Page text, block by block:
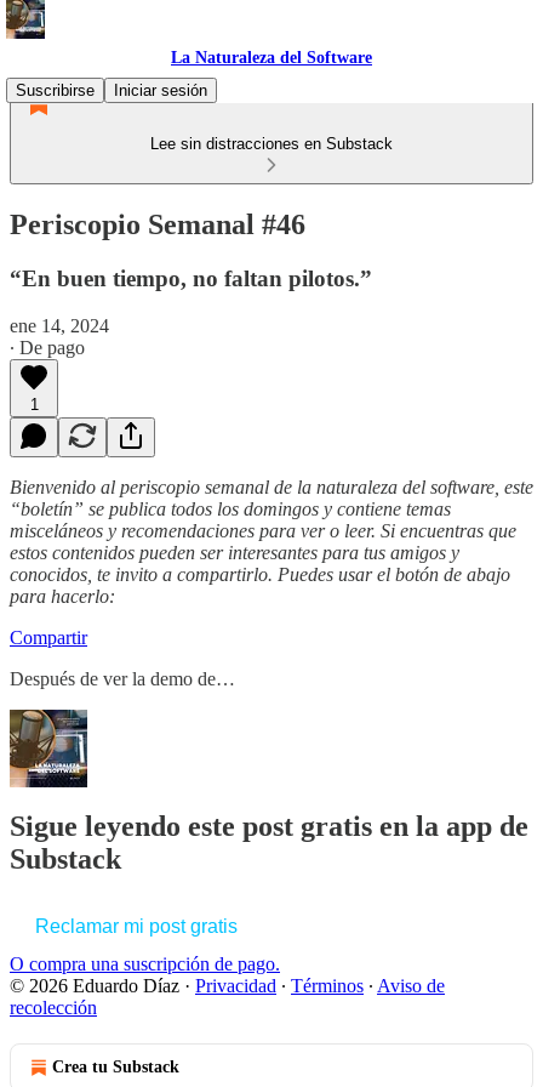
La Naturaleza del Software
Suscribirse
Iniciar sesión
Lee sin distracciones en Substack
Periscopio Semanal #46
“En buen tiempo, no faltan pilotos.”
ene 14, 2024
∙ De pago
1
Bienvenido al periscopio semanal de la naturaleza del software, este
“boletín” se publica todos los domingos y contiene temas
misceláneos y recomendaciones para ver o leer. Si encuentras que
estos contenidos pueden ser interesantes para tus amigos y
conocidos, te invito a compartirlo. Puedes usar el botón de abajo
para hacerlo:
Compartir
Después de ver la demo de…
Sigue leyendo este post gratis en la app de
Substack
Reclamar mi post gratis
O compra una suscripción de pago.
© 2026 Eduardo Díaz · Privacidad ∙ Términos ∙ Aviso de
recolección
Crea tu Substack